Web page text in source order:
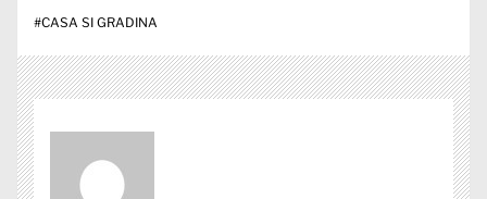
#CASA SI GRADINA